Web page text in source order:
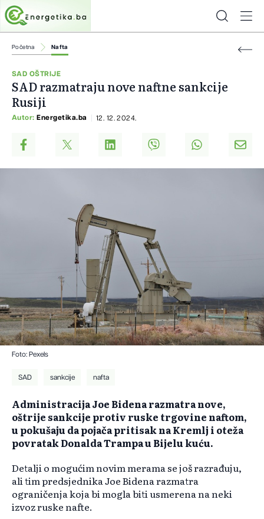
Početna Nafta
SAD OŠTRIJE
SAD razmatraju nove naftne sankcije
Rusiji
Autor: Energetika.ba 12. 12. 2024.
Foto: Pexels
SAD sankcije nafta
Administracija Joe Bidena razmatra nove,
oštrije sankcije protiv ruske trgovine naftom,
u pokušaju da pojača pritisak na Kremlj i oteža
povratak Donalda Trampa u Bijelu kuću.
Detalji o mogućim novim merama se još razrađuju,
ali tim predsjednika Joe Bidena razmatra
ograničenja koja bi mogla biti usmerena na neki
izvoz ruske nafte.